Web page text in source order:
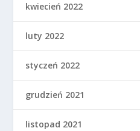
kwiecień 2022
luty 2022
styczeń 2022
grudzień 2021
listopad 2021